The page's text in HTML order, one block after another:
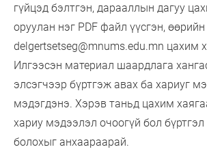
гүйцэд бэлтгэн, дарааллын дагуу
оруулан нэг PDF файл үүсгэн,
delgertsetseg@mnums.edu.mn цахим
Илгээсэн материал шаардлага
элсэгчээр бүртгэж авах ба хариуг
мэдэгдэнэ. Хэрэв таньд цахим
хариу мэдээлэл очоогүй бол
болохыг анхаараарай.